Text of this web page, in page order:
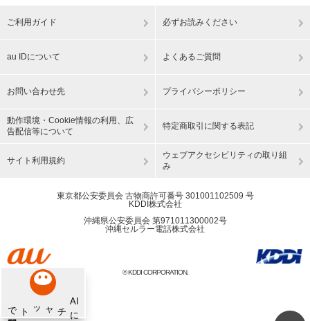
ご利用ガイド 必ずお読みください
au IDについて よくあるご質問
お問い合わせ先 プライバシーポリシー
動作環境・Cookie情報の利用、広
告配信等について
特定商取引に関する表記
サイト利用規約
ウェブアクセシビリティの取り組
み
東京都公安委員会 古物商許可番号 301001102509 号
KDDI株式会社
沖縄県公安委員会 第971011300002号
沖縄セルラー電話株式会社
© KDDI CORPORATION.